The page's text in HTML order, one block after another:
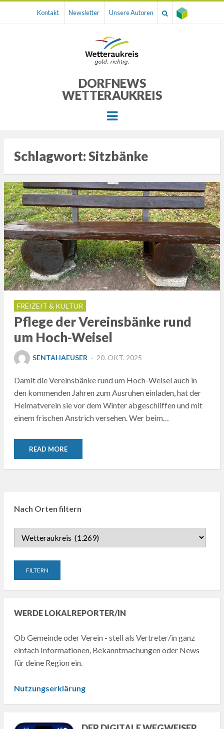
Kontakt Newsletter Unsere Autoren
DORFNEWS
WETTERAUKREIS
Menu
Schlagwort:Sitzbänke
FREIZEIT & KULTUR
Pflege der Vereinsbänke rund
um Hoch-Weisel
SENTAHAEUSER
POSTED
20. OKT. 2025
Damit die Vereinsbänke rund um Hoch-Weisel auch in
den kommenden Jahren zum Ausruhen einladen, hat der
Heimatverein sie vor dem Winter abgeschliffen und mit
einem frischen Anstrich versehen. Wer beim…
READ MORE
Nach Orten filtern
WERDE LOKALREPORTER/IN
Ob Gemeinde oder Verein - stell als Vertreter/in ganz
einfach Informationen, Bekanntmachungen oder News
für deine Region ein.
Nutzungserklärung